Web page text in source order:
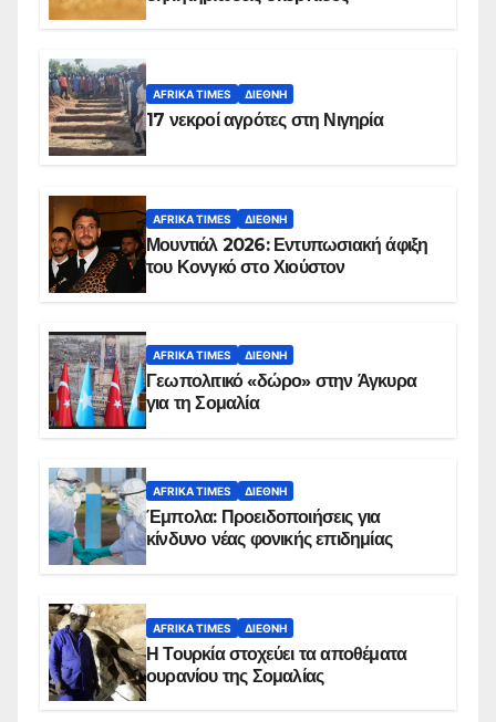
AFRIKA TIMES ΔΙΕΘΝΉ
17 νεκροί αγρότες στη Νιγηρία
AFRIKA TIMES ΔΙΕΘΝΉ
Μουντιάλ 2026: Εντυπωσιακή άφιξη
του Κονγκό στο Χιούστον
AFRIKA TIMES ΔΙΕΘΝΉ
Γεωπολιτικό «δώρο» στην Άγκυρα
για τη Σομαλία
AFRIKA TIMES ΔΙΕΘΝΉ
Έμπολα: Προειδοποιήσεις για
κίνδυνο νέας φονικής επιδημίας
AFRIKA TIMES ΔΙΕΘΝΉ
Η Τουρκία στοχεύει τα αποθέματα
ουρανίου της Σομαλίας